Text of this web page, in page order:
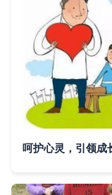
呵护心灵，引领